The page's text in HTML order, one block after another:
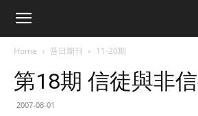
Home 昔日期刊 11-20期
第18期 信徒與非
2007-08-01